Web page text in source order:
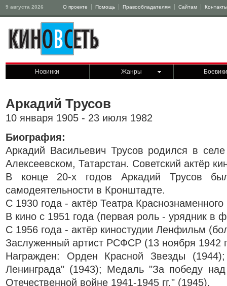
9 августа 2026 О проекте Помощь Правообладателям Сайтам Контакты
Новинки Жанры Боевики
Аркадий Трусов
10 января 1905 - 23 июля 1982
Биография:
Аркадий Васильевич Трусов родился в селе
Алексеевском, Татарстан. Советский актёр
В конце 20-х годов Аркадий Трусов
самодеятельности в Кронштадте.
С 1930 года - актёр Театра
В кино с 1951 года (первая роль - урядник в
С 1956 года - актёр киностудии Ленфильм
Заслуженный артист РСФСР (13 ноября 1942
Награжден: Орден Красной Звезды
Ленинграда" (1943); Медаль "За победу
Отечественной войне 1941-1945 гг." (1945).